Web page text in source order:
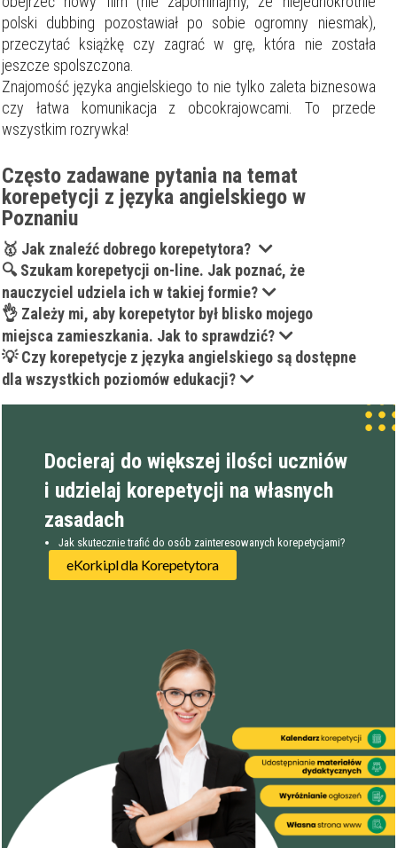
polski dubbing pozostawiał po sobie ogromny niesmak),
przeczytać książkę czy zagrać w grę, która nie została
jeszcze spolszczona.
Znajomość języka angielskiego to nie tylko zaleta biznesowa
czy łatwa komunikacja z obcokrajowcami.
To przede
wszystkim rozrywka!
Często zadawane pytania na temat
korepetycji z języka angielskiego w
Poznaniu
🥇 Jak znaleźć dobrego korepetytora?
🔍 Szukam korepetycji on-line. Jak poznać, że
nauczyciel udziela ich w takiej formie?
👌 Zależy mi, aby korepetytor był blisko mojego
miejsca zamieszkania. Jak to sprawdzić?
💡 Czy korepetycje z języka angielskiego są dostępne
dla wszystkich poziomów edukacji?
Docieraj do większej ilości uczniów
i udzielaj korepetycji na własnych
zasadach
Jak skutecznie trafić do osób zainteresowanych korepetycjami?
eKorki.pl dla Korepetytora